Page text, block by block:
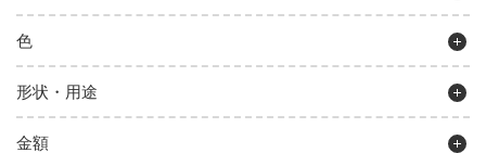
色
形状・用途
金額